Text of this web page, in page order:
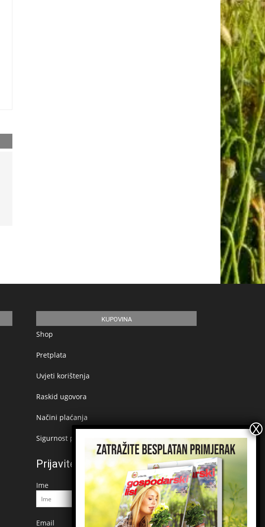
KUPOVINA
Shop
Pretplata
Uvjeti korištenja
Raskid ugovora
Načini plaćanja
Sigurnost plaćanja
Prijavite se na newsletter
Ime
Email